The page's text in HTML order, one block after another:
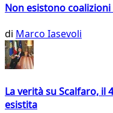
Non esistono
di Marco Iasevoli
La verità su Scalfaro, il
esistita